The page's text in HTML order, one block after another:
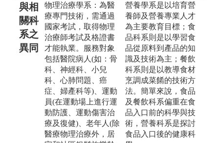
與相
關科
系之
異同
物理治療學系：為醫
療專門技術，需通過
國家考試，取得物理
治療師考試及格證書
才能執業。服務對象
包括醫院病人(如：骨
科、神經科、小兒
科、心肺問題、癌
症、婦產科等)、運動
員(在運動場上進行運
動防護、運動傷害治
療及復健)、老年人(除
醫療物理治療外，居
營養學系是以培育營
養師及營養專業人才
為主要教育目標；食
品科系則是以學習食
品從原料到產品的知
識及技術為主；餐飲
科系則是以教導食材
烹調成菜餚的技術方
法。簡單來說，食品
及餐飲科系偏重在食
品入口前的科學與技
術，營養科系是探討
食品入口後的健康科